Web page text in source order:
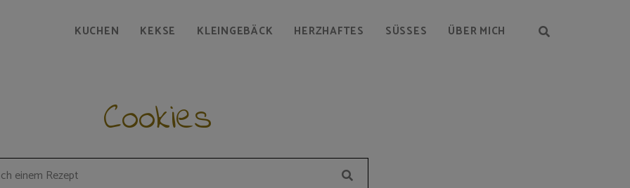
KUCHEN KEKSE KLEINGEBÄCK HERZHAFTES SÜSSES ÜBER MICH
Cookies
Suchen